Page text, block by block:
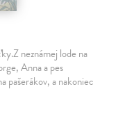
neznámej lode na
Anna a pes
pašerákov, a nakoniec